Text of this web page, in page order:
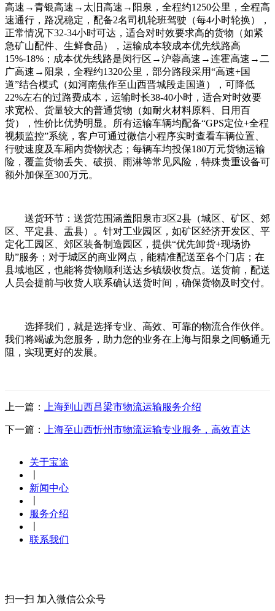
高速→青银高速→太旧高速→阳泉，全程约1250公里，全程高
速通行，路况稳定，配备2名司机轮班驾驶（每4小时轮换），
正常情况下32-34小时可达，适合对时效要求高的货物（如紧
急矿山配件、生鲜食品），运输成本较成本优先线路高
15%-18%；成本优先线路是闵行区→沪蓉高速→连霍高速→二
广高速→阳泉，全程约1320公里，部分路段采用“高速+国
道”结合模式（如河南焦作至山西晋城段走国道），可降低
22%左右的过路费成本，运输时长38-40小时，适合对时效要
求宽松、货量较大的普通货物（如耐火材料原料、日用百
货），性价比优势明显。所有运输车辆均配备“GPS定位+全程
视频监控”系统，客户可通过微信小程序实时查看车辆位置、
行驶速度及车厢内货物状态；每辆车均投保180万元货物运输
险，覆盖货物丢失、破损、雨淋等常见风险，特殊贵重设备可
额外加保至300万元。
送货环节：送货范围涵盖阳泉市3区2县（城区、矿区、郊
区、平定县、盂县）。针对工业园区，如矿区经济开发区、平
定化工园区、郊区装备制造园区，提供“优先卸货+现场协
助”服务；对于城区的商业网点，能精准配送至各个门店；在
县域地区，也能将货物顺利送达乡镇级收货点。送货前，配送
人员会提前与收货人联系确认送货时间，确保货物及时交付。
选择我们，就是选择专业、高效、可靠的物流合作伙伴。
我们将竭诚为您服务，助力您的业务在上海与阳泉之间畅通无
阻，实现更好的发展。
上一篇： 上海到山西吕梁市物流运输服务介绍
下一篇： 上海至山西忻州市物流运输专业服务，高效直达
关于宝途
新闻中心
服务介绍
联系我们
扫一扫 加入微信公众号